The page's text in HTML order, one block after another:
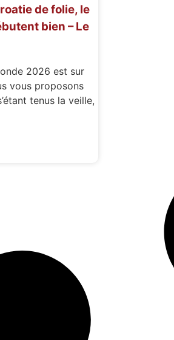
de folie, le
bien – Le
2026 est sur
vous proposons
tenus la veille,